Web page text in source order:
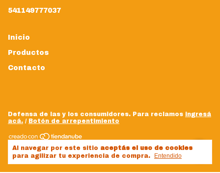
Al navegar por este sitio aceptás el uso de cookies
para agilizar tu experiencia de compra.
Entendido
541149777037
Inicio
Productos
Contacto
Defensa de las y los consumidores. Para reclamos ingresá
acá. / Botón de arrepentimiento
Copyright danyplacard - 20238470502 - 2026. Todos los
derechos reservados.